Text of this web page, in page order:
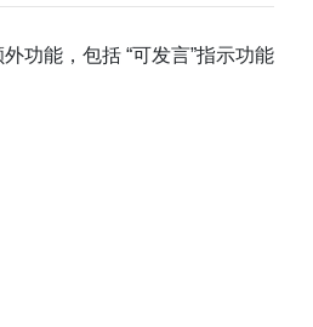
功能，包括 “可发言”指示功能